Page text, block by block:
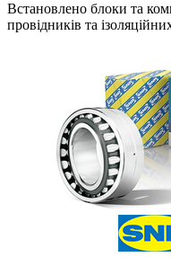
Встановлено блоки та
провідників та